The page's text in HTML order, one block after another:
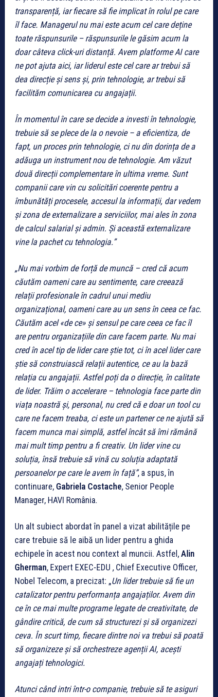
transparență, iar fiecare să fie implicat în rolul pe care
îl face. Managerul nu mai este acum cel care deține
toate răspunsurile – răspunsurile le găsim acum la
doar câteva click-uri distanță. Avem platforme AI care
ne pot ajuta aici, iar liderul este cel care ar trebui să
dea direcție și sens și, prin tehnologie, ar trebui să
facilităm comunicarea cu angajații.
În momentul în care se decide a investi în tehnologie,
trebuie să se plece de la o nevoie – a eficientiza, de
fapt, un proces prin tehnologie, ci nu din dorința de a
adăuga un instrument nou de tehnologie. Am văzut
două direcții complementare în ultima vreme. Sunt
companii care vin cu solicitări coerente pentru a
îmbunătăți procesele, accesul la informații, dar vedem
și zona de externalizare a serviciilor, mai ales în zona
de calcul salarial și admin. Și această externalizare
vine la pachet cu tehnologia.”
„Nu mai vorbim de forță de muncă – cred că acum
căutăm oameni care au sentimente, care creează
relații profesionale în cadrul unui mediu
organizațional, oameni care au un sens în ceea ce fac.
Căutăm acel «de ce» și sensul pe care ceea ce fac îl
are pentru organizațiile din care facem parte. Nu mai
cred în acel tip de lider care știe tot, ci în acel lider care
știe să construiască relații autentice, ce au la bază
relația cu angajații. Astfel poți da o direcție, în calitate
de lider. Trăim o accelerare – tehnologia face parte din
viața noastră și, personal, nu cred că e doar un tool cu
care ne facem treaba, ci este un partener ce ne ajută să
facem munca mai simplă, astfel încât să îmi rămână
mai mult timp pentru a fi creativ. Un lider vine cu
soluția, însă trebuie să vină cu soluția adaptată
persoanelor pe care le avem în față”, a spus, în
continuare, Gabriela Costache, Senior People
Manager, HAVI România.
Un alt subiect abordat în panel a vizat abilitățile pe
care trebuie să le aibă un lider pentru a ghida
echipele în acest nou context al muncii. Astfel,Alin
Gherman, Expert EXEC-EDU , Chief Executive Officer,
Nobel Telecom, a precizat: „Un lider trebuie să fie un
catalizator pentru performanța angajaților. Avem din
ce în ce mai multe programe legate de creativitate, de
gândire critică, de cum să structurezi și să organizezi
ceva. În scurt timp, fiecare dintre noi va trebui să poată
să organizeze și să orchestreze agenții AI, acești
angajați tehnologici.
Atunci când intri într-o companie, trebuie să te asiguri